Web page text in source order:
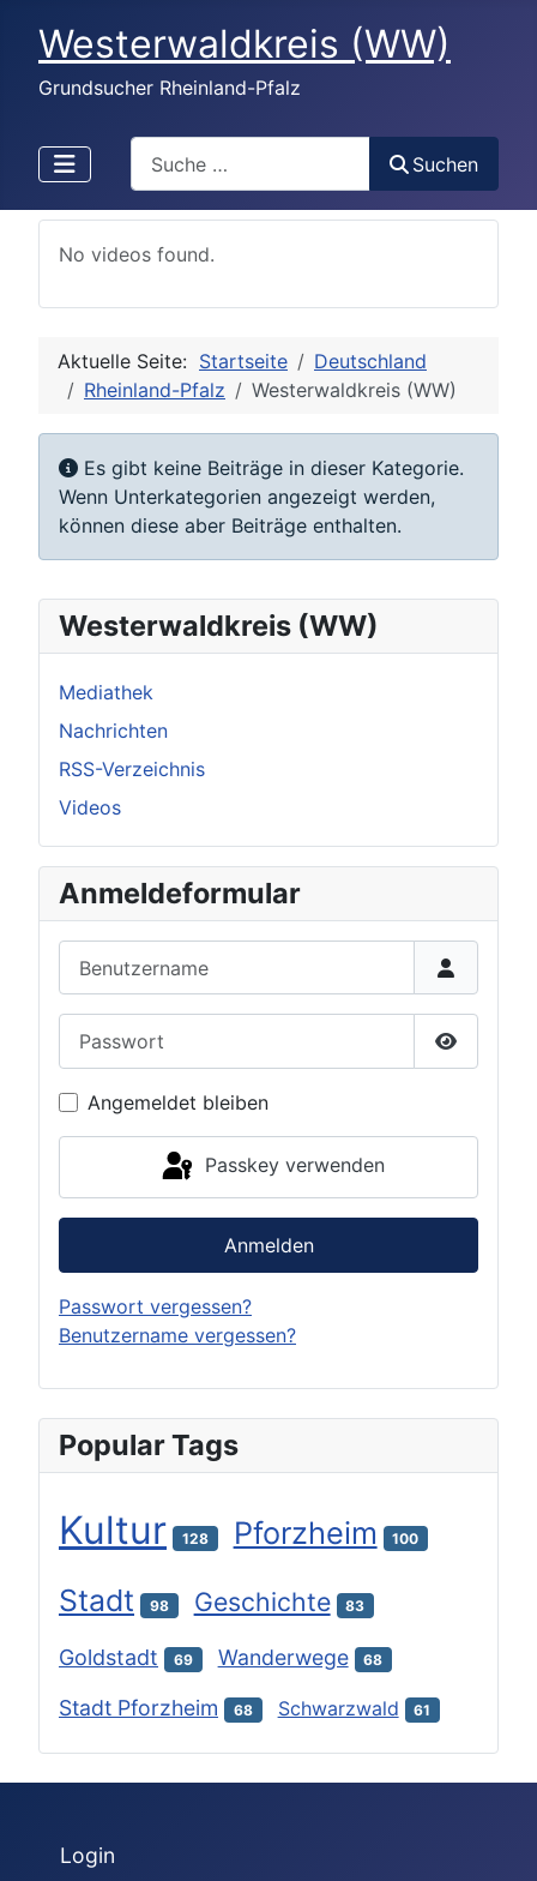
Westerwaldkreis (WW)
Grundsucher Rheinland-Pfalz
Suchen
No videos found.
Aktuelle Seite: Startseite
Deutschland
Rheinland-Pfalz
Westerwaldkreis (WW)
Information
Es gibt keine Beiträge in dieser Kategorie.
Wenn Unterkategorien angezeigt werden,
können diese aber Beiträge enthalten.
Westerwaldkreis (WW)
Mediathek
Nachrichten
RSS-Verzeichnis
Videos
Anmeldeformular
Passwort
Angemeldet bleiben
Passkey verwenden
Anmelden
Passwort vergessen?
Benutzername vergessen?
Popular Tags
Kultur 128 Pforzheim 100
Stadt 98 Geschichte 83
Goldstadt 69 Wanderwege 68
Stadt Pforzheim 68 Schwarzwald 61
Login